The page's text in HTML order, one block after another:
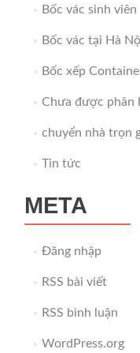
Bốc vác sinh viên
Bốc vác tại Hà
Bốc xếp
Chưa được phân
chuyển nhà trọn
Tin tức
META
Đăng nhập
RSS bài viết
RSS bình luận
WordPress.org